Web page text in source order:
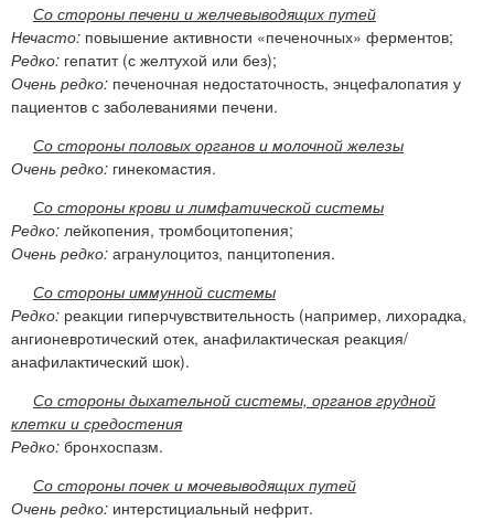
Со стороны печени и желчевыводящих путей
Нечасто: повышение активности «печеночных» ферментов;
Редко: гепатит (с желтухой или без);
Очень редко: печеночная недостаточность, энцефалопатия у
пациентов с заболеваниями печени.
Со стороны половых органов и молочной железы
Очень редко: гинекомастия.
Со стороны крови и лимфатической системы
Редко: лейкопения, тромбоцитопения;
Очень редко: агранулоцитоз, панцитопения.
Со стороны иммунной системы
Редко: реакции гиперчувствительность (например, лихорадка,
ангионевротический отек, анафилактическая реакция/
анафилактический шок).
Со стороны дыхательной системы, органов грудной
клетки и средостения
Редко: бронхоспазм.
Со стороны почек и мочевыводящих путей
Очень редко: интерстициальный нефрит.